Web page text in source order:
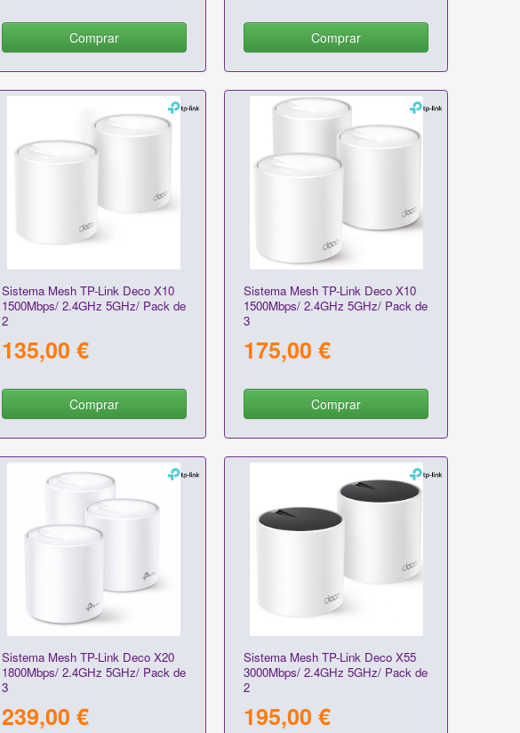
Comprar Comprar
Sistema Mesh TP-Link Deco X10
1500Mbps/ 2.4GHz 5GHz/ Pack de
2
135,00 €
Comprar
Sistema Mesh TP-Link Deco X10
1500Mbps/ 2.4GHz 5GHz/ Pack de
3
175,00 €
Comprar
Sistema Mesh TP-Link Deco X20
1800Mbps/ 2.4GHz 5GHz/ Pack de
3
239,00 €
Sistema Mesh TP-Link Deco X55
3000Mbps/ 2.4GHz 5GHz/ Pack de
2
195,00 €